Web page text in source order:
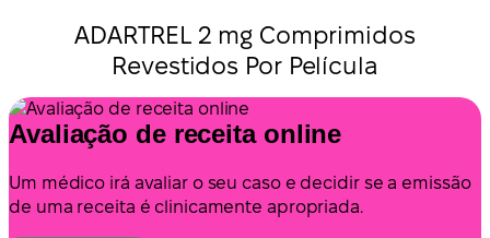
ADARTREL 2 mg Comprimidos
Revestidos Por Película
Avaliação de receita online
Um médico irá avaliar o seu caso e decidir se a emissão
de uma receita é clinicamente apropriada.